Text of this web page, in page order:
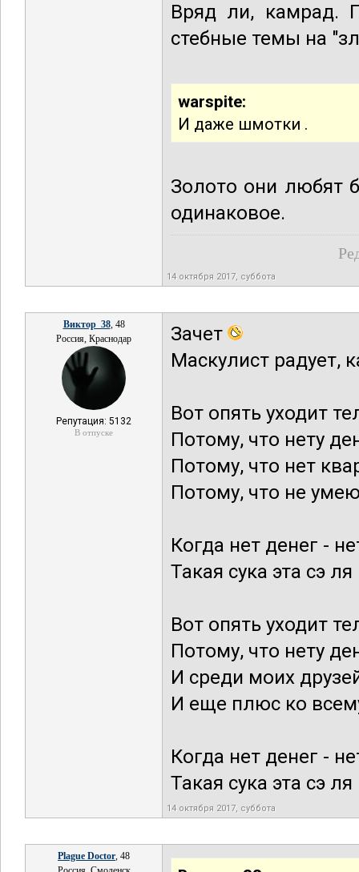
Вряд ли, камрад.
стебные темы на
warspite:
И даже шмотки .
Золото они любят
одинаковое.
14 октября 2017, суббота
Виктор_38, 48
Россия, Краснодар
Репутация: 5132
В отпуске
Зачет
Маскулист радует,
Вот опять уходит
Потому, что нету
Потому, что нет
Потому, что не
Когда нет денег -
Такая сука эта сэ ля
Вот опять уходит
Потому, что нету
И среди моих
И еще плюс ко
Когда нет денег -
Такая сука эта сэ ля
14 октября 2017, суббота
Plague Doctor, 48